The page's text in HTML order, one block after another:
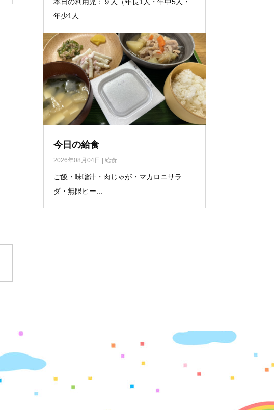
本日の利用児：９人（年長1人・年中5人・
年少1人...
今日の給食
2026年08月04日 給食
ご飯・味噌汁・肉じゃが・マカロニサラ
ダ・無限ピー...